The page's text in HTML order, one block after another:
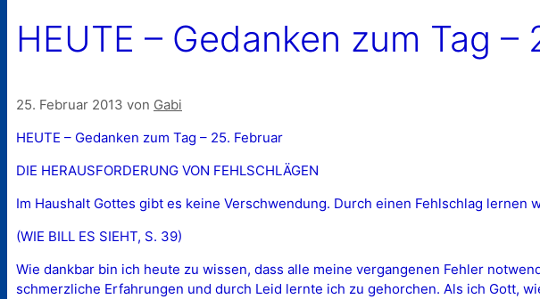
HEUTE – Gedanken zum Tag –
25. Februar 2013 von Gabi
HEUTE – Gedanken zum Tag – 25. Februar
DIE HERAUSFORDERUNG VON FEHLSCHLÄGEN
Im Haushalt Gottes gibt es keine Verschwendung. Durch einen Fehlschlag
(WIE BILL ES SIEHT, S. 39)
Wie dankbar bin ich heute zu wissen, dass alle meine vergangenen Fehler
schmerzliche Erfahrungen und durch Leid lernte ich zu gehorchen. Als ich Gott,